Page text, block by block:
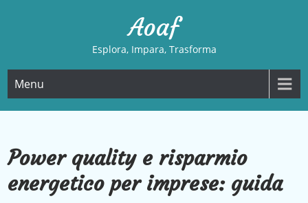
Aoaf
Esplora, Impara, Trasforma
Menu
Power quality e risparmio
energetico per imprese: guida